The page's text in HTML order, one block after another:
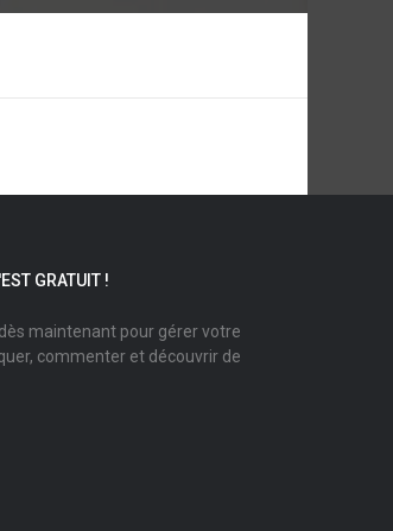
GRATUIT !
maintenant pour gérer votre
commenter et découvrir de